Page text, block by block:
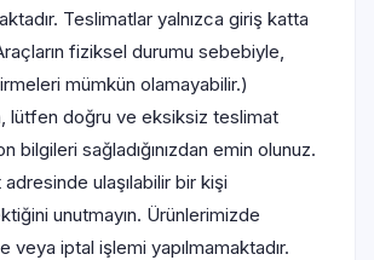
Teslimatlar yalnızca giriş katta
fiziksel durumu sebebiyle,
mümkün olamayabilir.)
lütfen doğru ve eksiksiz teslimat
bilgileri sağladığınızdan emin olunuz.
ulaşılabilir bir kişi
unutmayın. Ürünlerimizde
veya iptal işlemi yapılmamaktadır.